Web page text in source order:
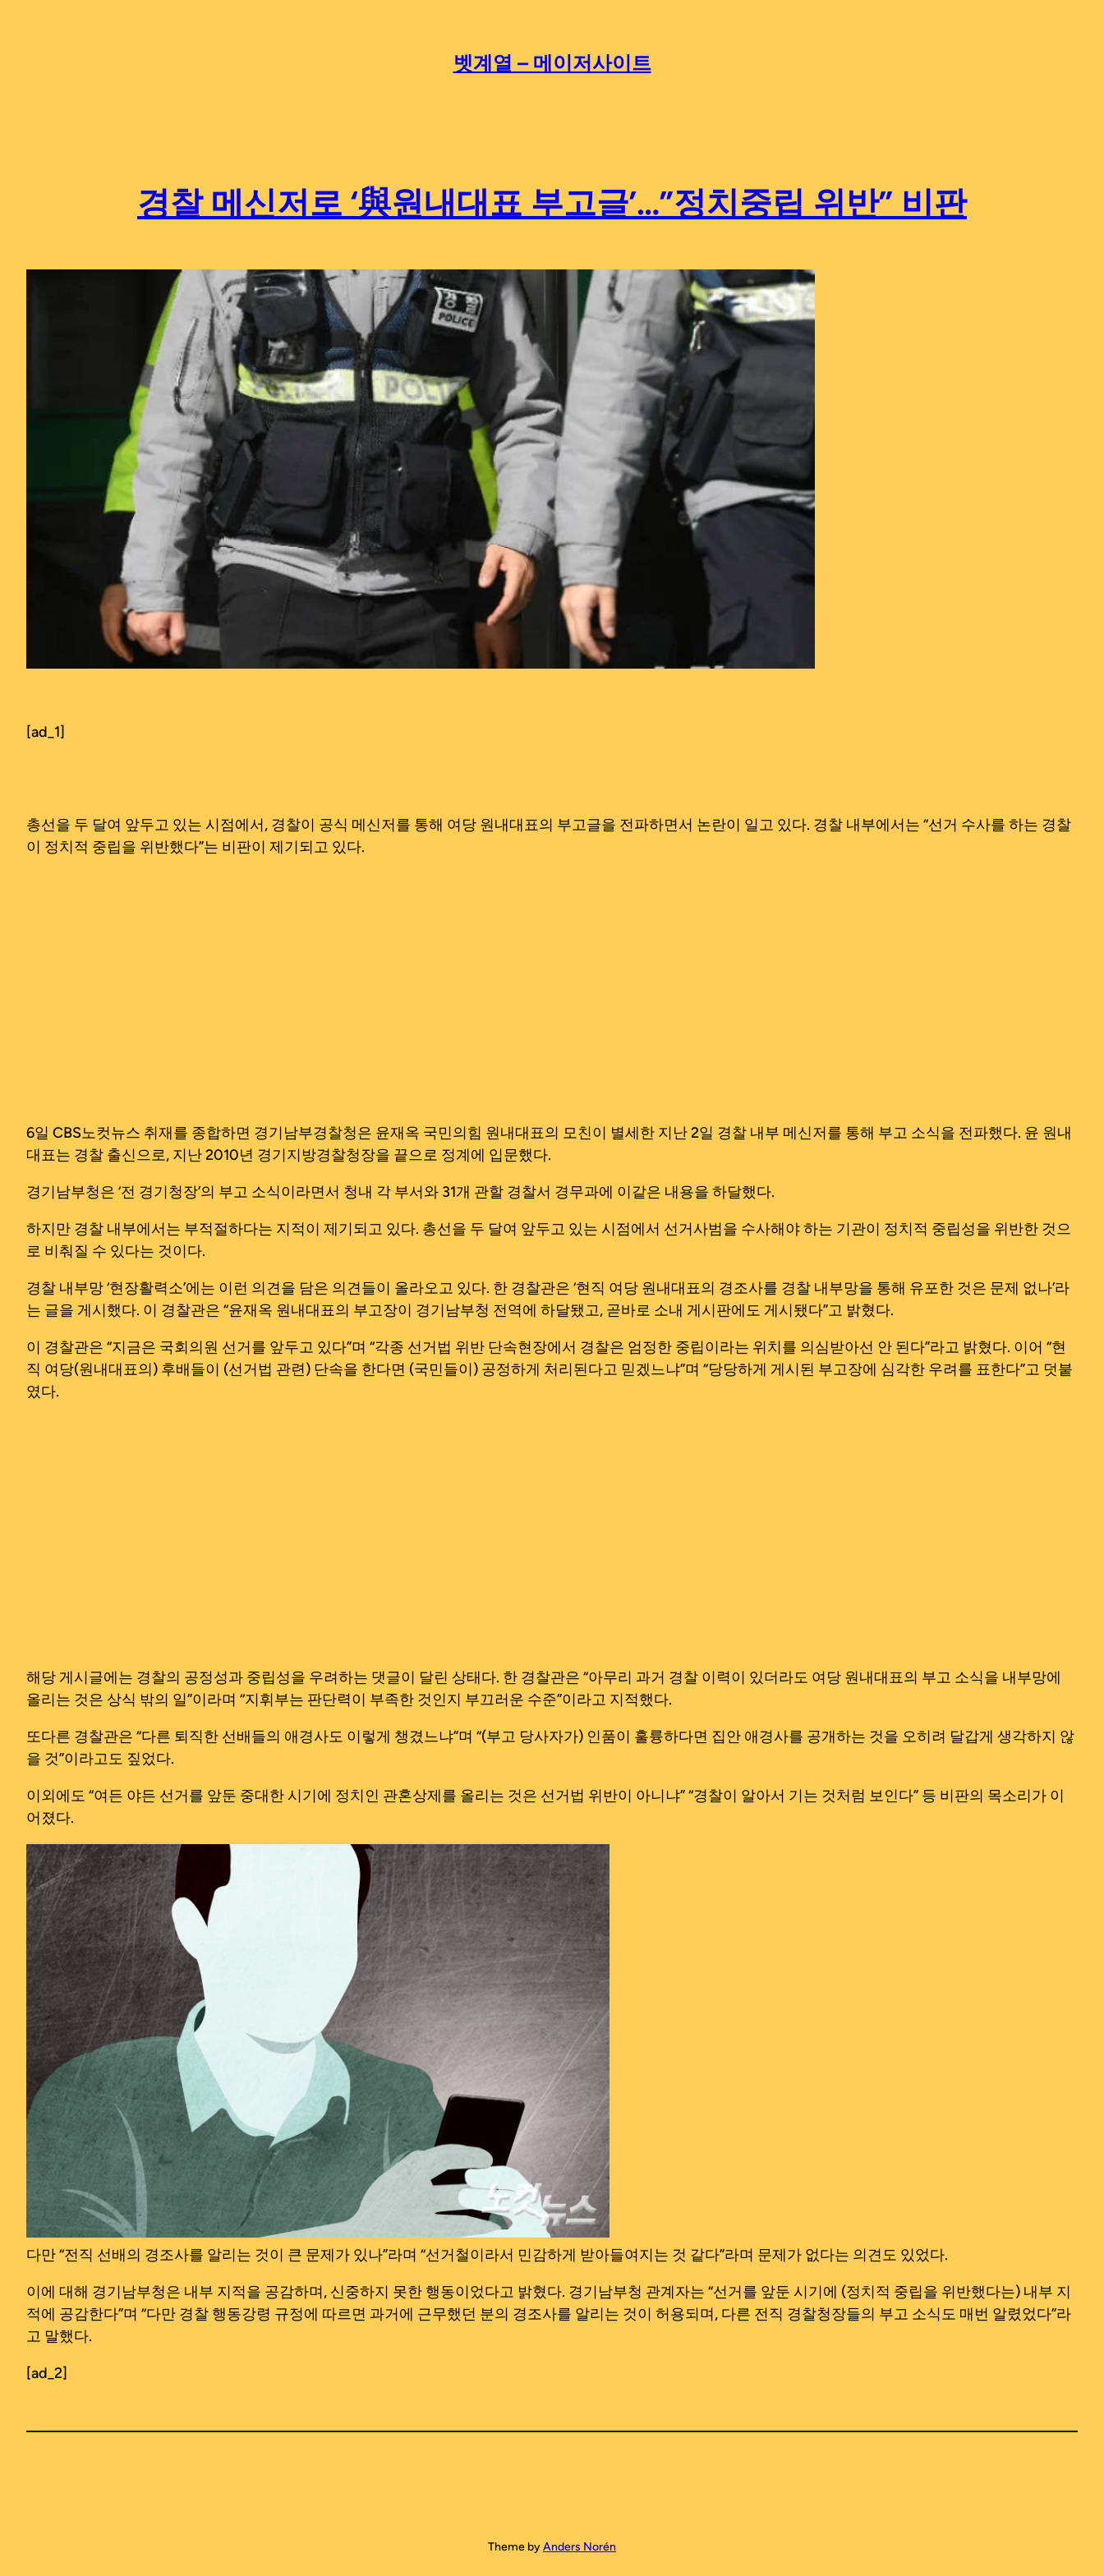
벳계열 – 메이저사이트
경찰 메신저로 ‘與원내대표 부고글’…”정치중립 위반” 비판
[ad_1]
총선을 두 달여 앞두고 있는 시점에서, 경찰이 공식 메신저를 통해 여당 원내대표의 부고글을 전파하면서 논란이 일고 있다. 경찰 내부에서는 “선거 수사를 하는 경찰
이 정치적 중립을 위반했다”는 비판이 제기되고 있다.
6일 CBS노컷뉴스 취재를 종합하면 경기남부경찰청은 윤재옥 국민의힘 원내대표의 모친이 별세한 지난 2일 경찰 내부 메신저를 통해 부고 소식을 전파했다. 윤 원내
대표는 경찰 출신으로, 지난 2010년 경기지방경찰청장을 끝으로 정계에 입문했다.
경기남부청은 ‘전 경기청장’의 부고 소식이라면서 청내 각 부서와 31개 관할 경찰서 경무과에 이같은 내용을 하달했다.
하지만 경찰 내부에서는 부적절하다는 지적이 제기되고 있다. 총선을 두 달여 앞두고 있는 시점에서 선거사범을 수사해야 하는 기관이 정치적 중립성을 위반한 것으
로 비춰질 수 있다는 것이다.
경찰 내부망 ‘현장활력소’에는 이런 의견을 담은 의견들이 올라오고 있다. 한 경찰관은 ‘현직 여당 원내대표의 경조사를 경찰 내부망을 통해 유포한 것은 문제 없나’라
는 글을 게시했다. 이 경찰관은 “윤재옥 원내대표의 부고장이 경기남부청 전역에 하달됐고, 곧바로 소내 게시판에도 게시됐다”고 밝혔다.
이 경찰관은 “지금은 국회의원 선거를 앞두고 있다”며 “각종 선거법 위반 단속현장에서 경찰은 엄정한 중립이라는 위치를 의심받아선 안 된다”라고 밝혔다. 이어 “현
직 여당(원내대표의) 후배들이 (선거법 관련) 단속을 한다면 (국민들이) 공정하게 처리된다고 믿겠느냐”며 “당당하게 게시된 부고장에 심각한 우려를 표한다”고 덧붙
였다.
해당 게시글에는 경찰의 공정성과 중립성을 우려하는 댓글이 달린 상태다. 한 경찰관은 “아무리 과거 경찰 이력이 있더라도 여당 원내대표의 부고 소식을 내부망에
올리는 것은 상식 밖의 일”이라며 “지휘부는 판단력이 부족한 것인지 부끄러운 수준”이라고 지적했다.
또다른 경찰관은 “다른 퇴직한 선배들의 애경사도 이렇게 챙겼느냐”며 “(부고 당사자가) 인품이 훌륭하다면 집안 애경사를 공개하는 것을 오히려 달갑게 생각하지 않
을 것”이라고도 짚었다.
이외에도 “여든 야든 선거를 앞둔 중대한 시기에 정치인 관혼상제를 올리는 것은 선거법 위반이 아니냐” “경찰이 알아서 기는 것처럼 보인다” 등 비판의 목소리가 이
어졌다.
다만 “전직 선배의 경조사를 알리는 것이 큰 문제가 있나”라며 “선거철이라서 민감하게 받아들여지는 것 같다”라며 문제가 없다는 의견도 있었다.
이에 대해 경기남부청은 내부 지적을 공감하며, 신중하지 못한 행동이었다고 밝혔다. 경기남부청 관계자는 “선거를 앞둔 시기에 (정치적 중립을 위반했다는) 내부 지
적에 공감한다”며 “다만 경찰 행동강령 규정에 따르면 과거에 근무했던 분의 경조사를 알리는 것이 허용되며, 다른 전직 경찰청장들의 부고 소식도 매번 알렸었다”라
고 말했다.
[ad_2]
Theme byAnders Norén